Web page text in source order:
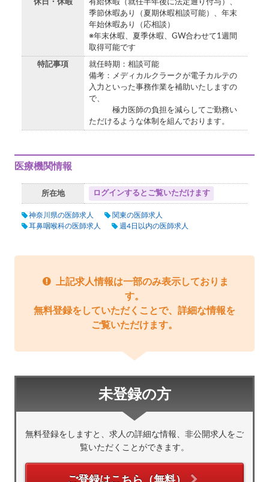
休日・休暇
有給休暇（就任半年後に法定通り付与）、
季節休暇あり（夏期休暇相談可能）、年末
年始休暇あり（応相談）
※年末休暇、夏季休暇、GW合わせて1週間
取得可能です
特記事項
就任時期：相談可能
備考：メディカルクラークが電子カルテの
入力といった事務作業を補助いたしますの
で、
極力医師の負担を減らしてご勤務い
ただけるような体制を組んでおります。
医療機関情報
所在地 ログインするとご覧いただけます
神奈川県の医師求人
関東の医師求人
耳鼻咽喉科の医師求人
週4日以内の医師求人
上記求人情報は一部のみ表示しておりま
す。
無料登録をしていただくことで、詳細な情報を
ご覧いただけます。
未登録の方
無料登録をしますと、求人の詳細な情報、非公開求人をご
覧いただくことができます。